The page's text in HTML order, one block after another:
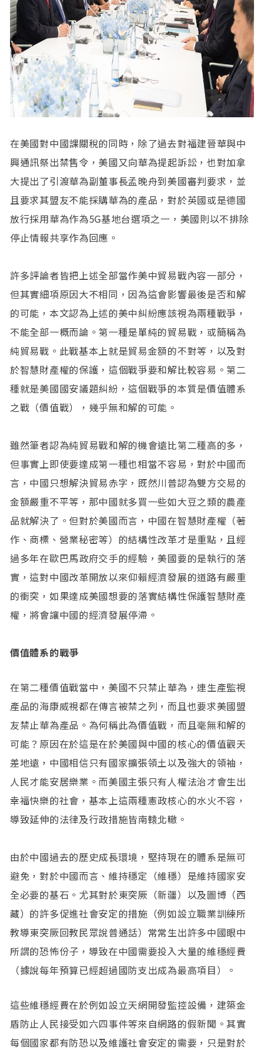
在美國對中國課關稅的同時，除了過去對福建晉華與中
興通訊祭出禁售令，美國又向華為提起訴訟，也對加拿
大提出了引渡華為副董事長孟晚舟到美國審判要求，並
且要求其盟友不能採購華為的產品，對於英國或是德國
放行採用華為作為5G基地台選項之一，美國則以不排除
停止情報共享作為回應。
許多評論者皆把上述全部當作美中貿易戰內容一部分，
但其實細項原因大不相同，因為這會影響最後是否和解
的可能，本文認為上述的美中糾紛應該視為兩種戰爭，
不能全部一概而論。第一種是單純的貿易戰，或簡稱為
純貿易戰。此戰基本上就是貿易金額的不對等，以及對
於智慧財產權的保護，這個戰爭要和解比較容易。第二
種就是美國國安議題糾紛，這個戰爭的本質是價值體系
之戰（價值戰），幾乎無和解的可能。
雖然筆者認為純貿易戰和解的機會遠比第二種高的多，
但事實上即使要達成第一種也相當不容易，對於中國而
言，中國只想解決貿易赤字，既然川普認為雙方交易的
金額嚴重不平等，那中國就多買一些如大豆之類的農產
品就解決了。但對於美國而言，中國在智慧財產權（著
作、商標、營業秘密等）的結構性改革才是重點，且經
過多年在歐巴馬政府交手的經驗，美國要的是執行的落
實，這對中國改革開放以來仰賴經濟發展的道路有嚴重
的衝突，如果達成美國想要的落實結構性保護智慧財產
權，將會讓中國的經濟發展停滯。
價值體系的戰爭
在第二種價值戰當中，美國不只禁止華為，連生產監視
產品的海康威視都在傳言被禁之列，而且也要求美國盟
友禁止華為產品。為何稱此為價值戰，而且毫無和解的
可能？原因在於這是在於美國與中國的核心的價值觀天
差地遠，中國相信只有國家擴張領土以及強大的領袖，
人民才能安居樂業。而美國主張只有人權法治才會生出
幸福快樂的社會，基本上這兩種憲政核心的水火不容，
導致延伸的法律及行政措施皆南轅北轍。
由於中國過去的歷史成長環境，堅持現在的體系是無可
避免，對於中國而言、維持穩定（維穩）是維持國家安
全必要的基石。尤其對於東突厥（新疆）以及圖博（西
藏）的許多促進社會安定的措施（例如設立職業訓練所
教導東突厥回教民眾說普通話）常常生出許多中國眼中
所謂的恐怖份子，導致在中國需要投入大量的維穩經費
（據說每年預算已經超過國防支出成為最高項目）。
這些維穩經費在於例如設立天網開發監控設備，建築金
盾防止人民接受如六四事件等來自網路的假新聞。其實
每個國家都有防恐以及維護社會安定的需要，只是對於